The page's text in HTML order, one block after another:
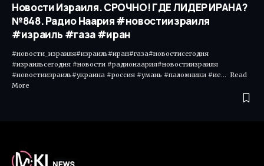
Новости Израиля. СРОЧНО! ГДЕ ЛИДЕР ИРАНА?
№848. Радио Наария #новостиизраиля
#израиль #газа #иран
#новости_израиля#израиль#иран#газа#новостисегодня
#израильсегодня #новости #радионаария#новостиизраиля
#новостиизраиль#украина #россия #умань #паломники #ие... Read
More ​